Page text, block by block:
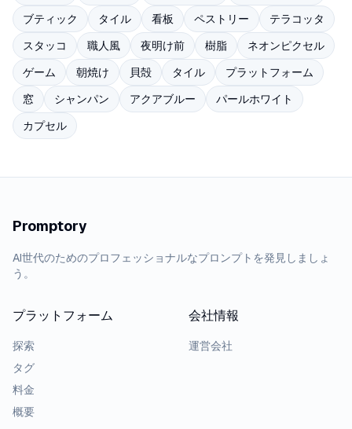
ブティック
タイル 看板 ペストリー
テラコッタ
スタッコ
職人風 夜明け前 樹脂
ネオンピクセル
ゲーム
朝焼け 貝殻 タイル
プラットフォーム
窓
シャンパン アクアブルー
パールホワイト
カプセル
Promptory
AI世代のためのプロフェッショナルなプロンプトを発見しましょ
う。
プラットフォーム
探索
タグ
料金
概要
会社情報
運営会社